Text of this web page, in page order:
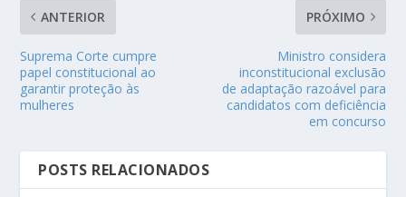
ANTERIOR
Suprema Corte cumpre
papel constitucional ao
garantir proteção às
mulheres
PRÓXIMO
Ministro considera
inconstitucional exclusão
de adaptação razoável para
candidatos com deficiência
em concurso
POSTS RELACIONADOS